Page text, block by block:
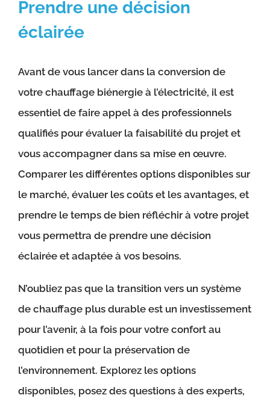
Prendre une décision
éclairée
Avant de vous lancer dans la conversion de
votre chauffage biénergie à l’électricité, il est
essentiel de faire appel à des professionnels
qualifiés pour évaluer la faisabilité du projet et
vous accompagner dans sa mise en œuvre.
Comparer les différentes options disponibles sur
le marché, évaluer les coûts et les avantages, et
prendre le temps de bien réfléchir à votre projet
vous permettra de prendre une décision
éclairée et adaptée à vos besoins.
N’oubliez pas que la transition vers un système
de chauffage plus durable est un investissement
pour l’avenir, à la fois pour votre confort au
quotidien et pour la préservation de
l’environnement. Explorez les options
disponibles, posez des questions à des experts,